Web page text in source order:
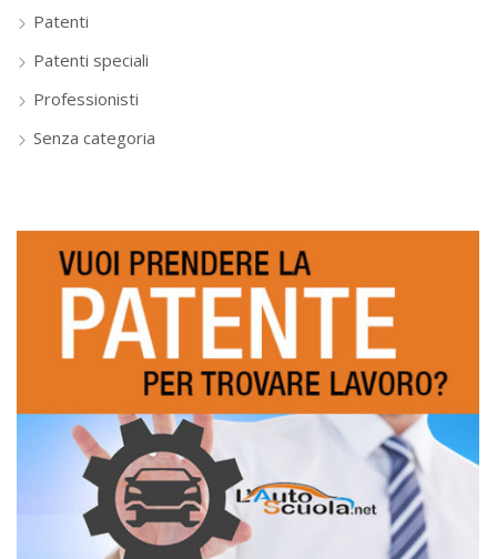
Patenti
Patenti speciali
Professionisti
Senza categoria